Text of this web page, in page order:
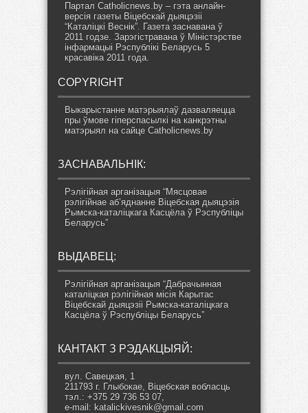
Партал Catholicnews.by – гэта анлайн-
версія газеты Віцебскай дыяцэзіі
“Каталіцкі Веснік”. Газета заснавана ў
2011 годзе. Зарэгістравана ў Міністэрстве
інфармацыі Рэспублікі Беларусь 5
красавіка 2011 года.
COPYRIGHT
Выкарыстанне матэрыялаў дазваляецца
пры ўмове гіперспасылкі на канкрэтны
матэрыял на сайце Catholicnews.by
ЗАСНАВАЛЬНІК:
Рэлігійная арганізацыя “Мясцовае
рэлігійнае аб’яднанне Віцебская дыяцэзія
Рымска-каталіцкага Касцёла ў Рэспубліцы
Беларусь”
ВЫДАВЕЦ:
Рэлігійная арганізацыя “Дабрачынная
каталіцкая рэлігійная місія Карытас
Віцебскай дыяцэзіі Рымска-каталіцкага
Касцёла ў Рэспубліцы Беларусь”
КАНТАКТ З РЭДАКЦЫЯЙ:
вул. Савецкая, 1
211793 г. Глыбокае, Віцебская вобласць
тэл.: +375 29 736 53 07,
e-mail: katalickivesnik@gmail.com